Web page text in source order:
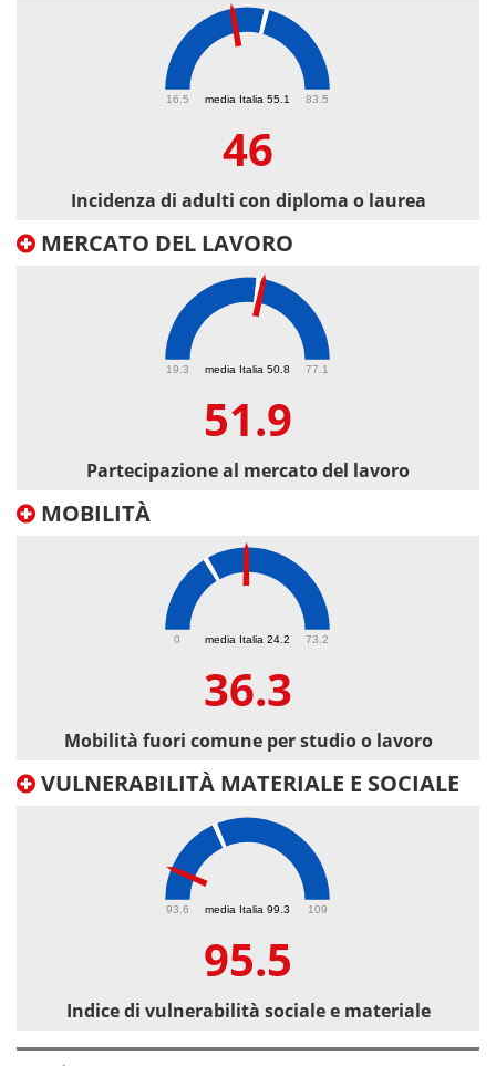
media Italia 55.1
16.5 83.5
46
Incidenza di adulti con diploma o laurea
MERCATO DEL LAVORO
media Italia 50.8
19.3 77.1
51.9
Partecipazione al mercato del lavoro
MOBILITÀ
media Italia 24.2
0 73.2
36.3
Mobilità fuori comune per studio o lavoro
VULNERABILITÀ MATERIALE E SOCIALE
media Italia 99.3
93.6 109
95.5
Indice di vulnerabilità sociale e materiale